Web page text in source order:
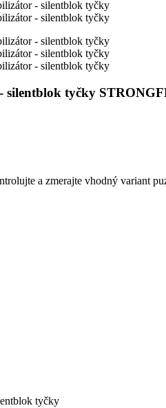
silentblok tyčky
a zmerajte vhodný variant
tyčky